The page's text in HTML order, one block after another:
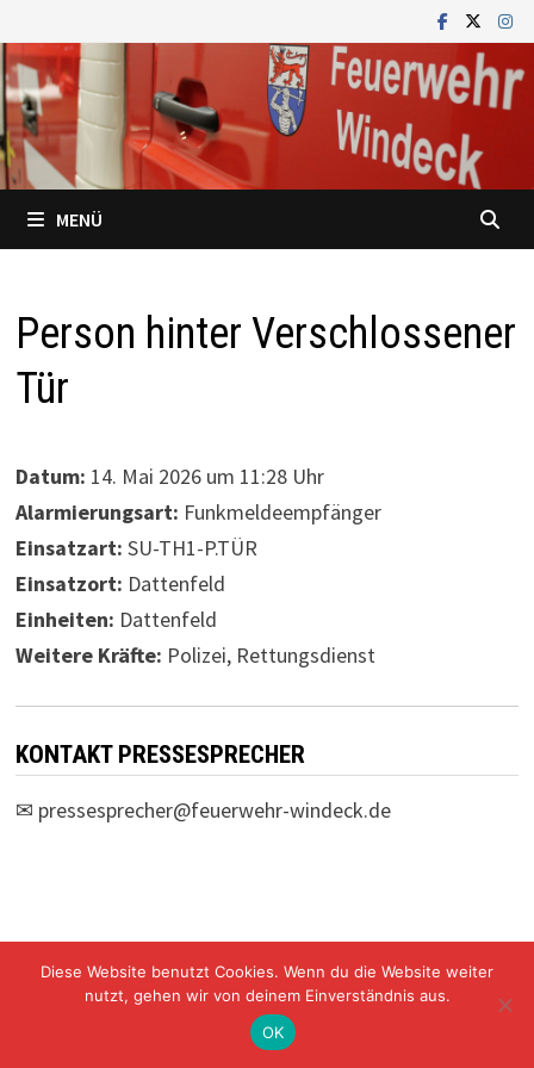
Inhalt
springen
MENÜ
Person hinter Verschlossener
Tür
Datum: 14. Mai 2026 um 11:28 Uhr
Alarmierungsart: Funkmeldeempfänger
Einsatzart: SU-TH1-P.TÜR
Einsatzort: Dattenfeld
Einheiten: Dattenfeld
Weitere Kräfte: Polizei, Rettungsdienst
KONTAKT PRESSESPRECHER
✉ pressesprecher@feuerwehr-windeck.de
Freiwillige Feuerwehr Windeck Mit Stolz präsentiert von
undBam
Diese Website benutzt Cookies. Wenn du die Website weiter
nutzt, gehen wir von deinem Einverständnis aus.
OK